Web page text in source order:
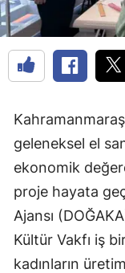
geleneksel el
ekonomik
proje hayata
Ajansı
Kültür Vakfı iş
kadınların